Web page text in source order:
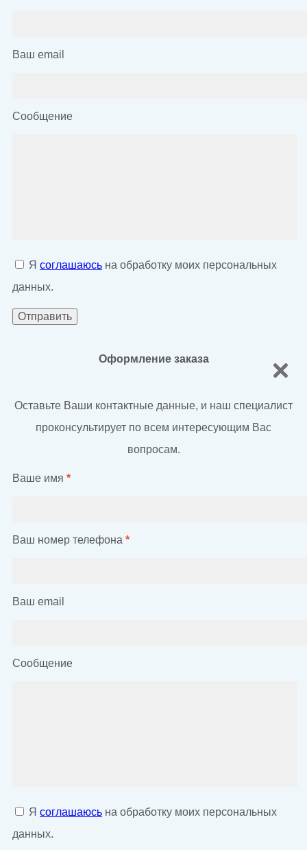
Ваш email
Сообщение
Я соглашаюсь на обработку моих персональных
данных.
Оформление заказа
Оставьте Ваши контактные данные, и наш специалист
проконсультирует по всем интересующим Вас
вопросам.
Ваше имя *
Ваш номер телефона *
Ваш email
Сообщение
Я соглашаюсь на обработку моих персональных
данных.